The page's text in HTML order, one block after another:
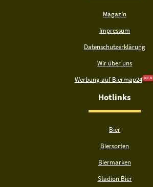
Magazin
Impressum
Datenschutzerklärung
Wir über uns
Werbung auf Biermap24 N E U
Hotlinks
Bier
Biersorten
Biermarken
Stadion Bier